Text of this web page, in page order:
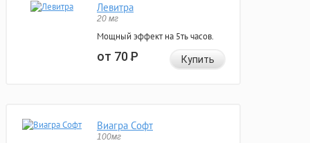
Левитра
20 мг
Мощный эффект на 5ть часов.
от 70Р Купить
Виагра Софт
100мг